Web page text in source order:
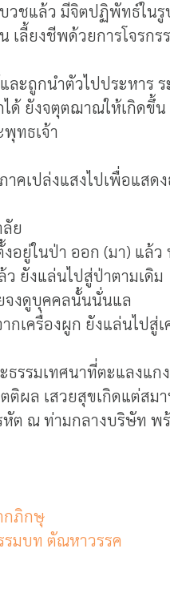
ชแล้ว มีจิตปฏิพัทธ์ในรู
เลี้ยงชีพด้วยการโจรก
ละถูกนำตัวไปประหาร
ได้ ยังจตุตฌาณให้เกิดขึ้
ทธเจ้า
คเปล่งแสงไปเพื่อแสด
ย
อยู่ในป่า ออก (มา) แล้ว
ยังแล่นไปสู่ป่าตามเดิม
จงดูบุคคลนั้นนั่นแล
กเครื่องผูก ยังแล่นไปสู่
ธรรมเทศนาที่ตะแลงแ
ติผล เสวยสุขเกิดแต่สม
ต ณ ท่ามกลางบริษัท พ
ภิกษุ
รมบท ตัณหาวรรค